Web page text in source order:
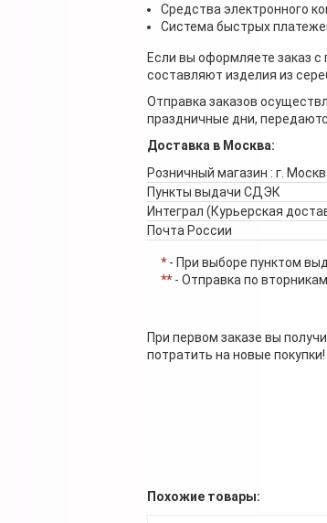
Средства электронного
Система быстрых
Если вы оформляете заказ с
составляют изделия из
Отправка заказов
праздничные дни,
Доставка в Москва:
Розничный магазин : г.
Пункты выдачи СДЭК
Интеграл (Курьерская
Почта России
*- При выборе пунктом
**- Отправка по вторникам.
При первом заказе вы
потратить на новые покупки!
Похожие товары: